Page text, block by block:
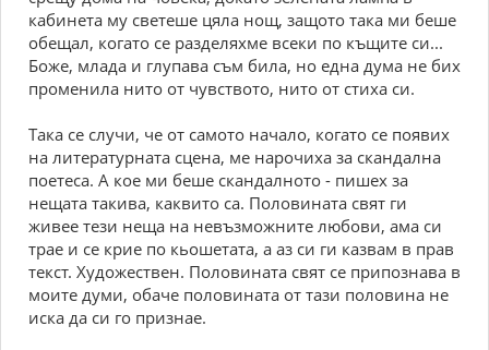
кабинета му светеше цяла нощ, защото така ми беше
обещал, когато се разделяхме всеки по къщите си...
Боже, млада и глупава съм била, но една дума не бих
променила нито от чувството, нито от стиха си.
Така се случи, че от самото начало, когато се появих
на литературната сцена, ме нарочиха за скандална
поетеса. А кое ми беше скандалното - пишех за
нещата такива, каквито са. Половината свят ги
живее тези неща на невъзможните любови, ама си
трае и се крие по кьошетата, а аз си ги казвам в прав
текст. Художествен. Половината свят се припознава в
моите думи, обаче половината от тази половина не
иска да си го признае.